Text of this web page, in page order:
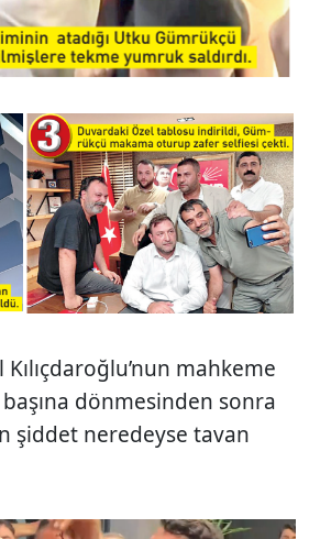
mahkeme
başına dönmesinden sonra
şiddet neredeyse tavan